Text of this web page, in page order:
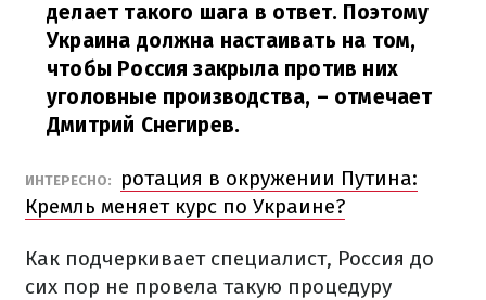
делает такого шага в ответ. Поэтому
Украина должна настаивать на том,
чтобы Россия закрыла против них
уголовные производства, – отмечает
Дмитрий Снегирев.
ИНТЕРЕСНО:
ротация в окружении Путина:
Кремль меняет курс по Украине?
Как подчеркивает специалист, Россия до
сих пор не провела такую процедуру